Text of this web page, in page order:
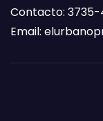
Contacto: 3735-
Email: